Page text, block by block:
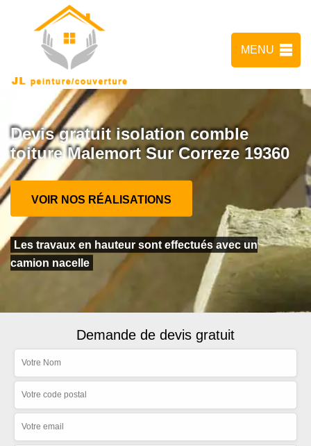
MENU
Devis gratuit isolation comble
toiture Malemort Sur Correze 19360
VOIR NOS RÉALISATIONS
Les travaux en hauteur sont effectués avec un
camion nacelle
Demande de devis gratuit